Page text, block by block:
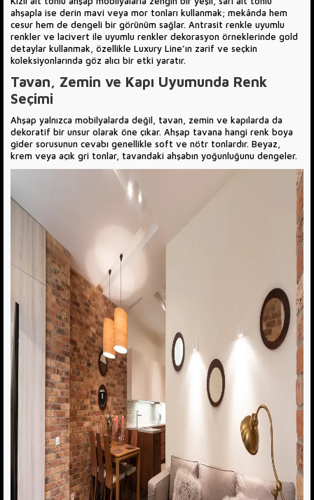
ahşapla ise derin mavi veya mor tonları kullanmak; mekânda hem
cesur hem de dengeli bir görünüm sağlar. Antrasit renkle uyumlu
renkler ve lacivert ile uyumlu renkler dekorasyon örneklerinde gold
detaylar kullanmak, özellikle Luxury Line’ın zarif ve seçkin
koleksiyonlarında göz alıcı bir etki yaratır.
Tavan, Zemin ve Kapı Uyumunda Renk
Seçimi
Ahşap yalnızca mobilyalarda değil, tavan, zemin ve kapılarda da
dekoratif bir unsur olarak öne çıkar. Ahşap tavana hangi renk boya
gider sorusunun cevabı genellikle soft ve nötr tonlardır. Beyaz,
krem veya açık gri tonlar, tavandaki ahşabın yoğunluğunu dengeler.